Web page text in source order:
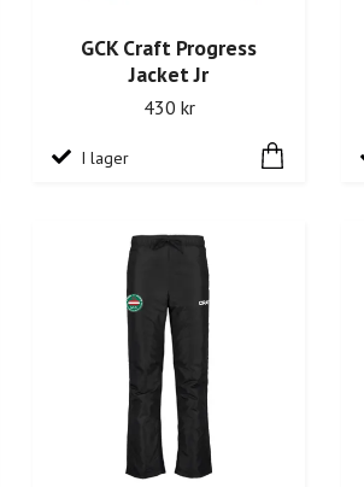
GCK Craft Progress
Jacket Jr
430 kr
I lager